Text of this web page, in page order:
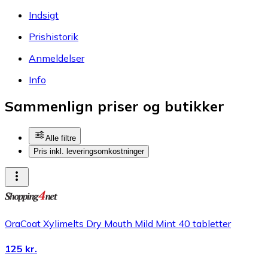
Indsigt
Prishistorik
Anmeldelser
Info
Sammenlign priser og butikker
Alle filtre
Pris inkl. leveringsomkostninger
OraCoat Xylimelts Dry Mouth Mild Mint 40 tabletter
125 kr.